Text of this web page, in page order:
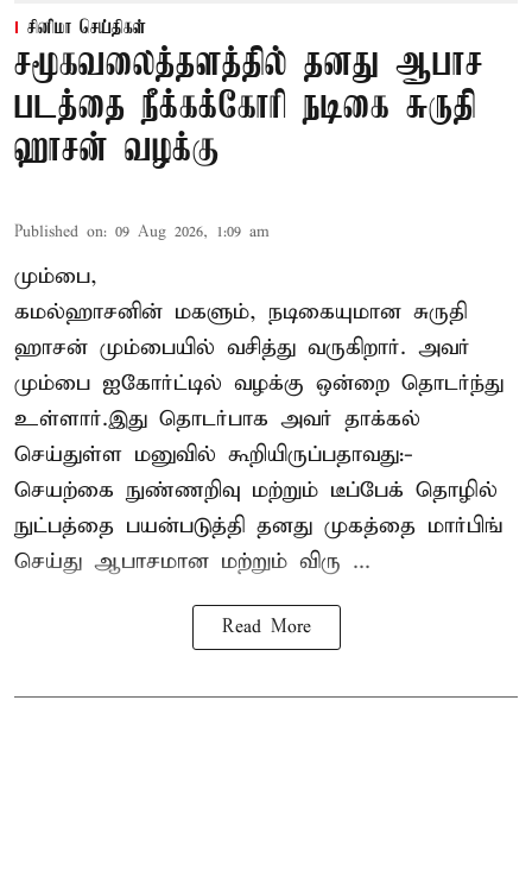
சினிமா செய்திகள்
சமூகவலைத்தளத்தில் தனது ஆபாச
படத்தை நீக்கக்கோரி நடிகை சுருதி
ஹாசன் வழக்கு
Published on: 09 Aug 2026, 1:09 am
மும்பை,
கமல்ஹாசனின் மகளும், நடிகையுமான சுருதி
ஹாசன் மும்பையில் வசித்து வருகிறார். அவர்
மும்பை ஐகோர்ட்டில் வழக்கு ஒன்றை தொடர்ந்து
உள்ளார்.இது தொடர்பாக அவர் தாக்கல்
செய்துள்ள மனுவில் கூறியிருப்பதாவது:-
செயற்கை நுண்ணறிவு மற்றும் டீப்பேக் தொழில்
நுட்பத்தை பயன்படுத்தி தனது முகத்தை மார்பிங்
செய்து ஆபாசமான மற்றும் விரு ...
Read More